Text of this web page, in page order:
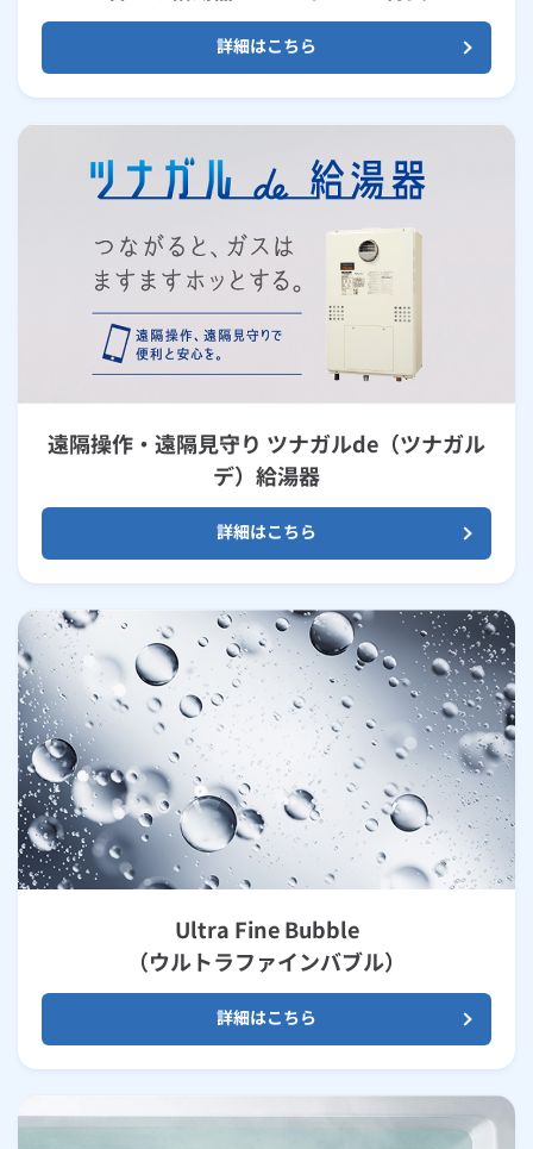
詳細はこちら
遠隔操作・遠隔見守り ツナガルde（ツナガル
デ）給湯器
詳細はこちら
Ultra Fine Bubble
（ウルトラファインバブル）
詳細はこちら